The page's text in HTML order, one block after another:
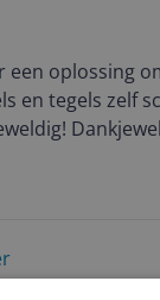
een oplossing
en tegels zelf